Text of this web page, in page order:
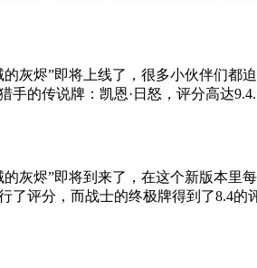
的灰烬”即将上线了，很多小伙伴们都
手的传说牌：凯恩·日怒，评分高达
的灰烬”即将到来了，在这个新版本里
了评分，而战士的终极牌得到了8.4的